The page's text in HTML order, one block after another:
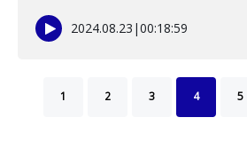
2024.08.23 |00:18:59
1 2 3 4 5